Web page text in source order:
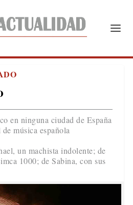
en ninguna ciudad de España
música española
un machista indolente; de
1000; de Sabina, con sus